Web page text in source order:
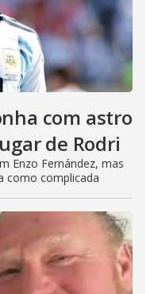
com astro
de Rodri
Enzo Fernández, mas
como complicada